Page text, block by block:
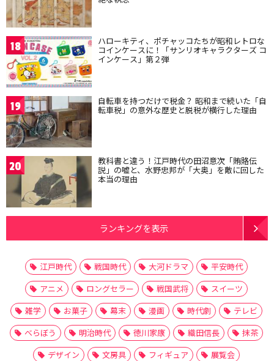
18 ハローキティ、ポチャッコたちが昭和レトロな
コインケースに！「サンリオキャラクターズ コ
インケース」第２弾
19 自転車を持つだけで税金？ 昭和まで続いた「自
転車税」の意外な歴史と脱税が横行した理由
20 教科書と違う！江戸時代の田沼意次「賄賂伝
説」の嘘と、水野忠邦が「大奥」を敵に回した
本当の理由
ランキングを表示
江戸時代 戦国時代 大河ドラマ
平安時代
アニメ
ロングセラー 戦国武将
スイーツ
雑学
お菓子 幕末 漫画 時代劇
テレビ
べらぼう
明治時代 徳川家康 織田信長
抹茶
デザイン
文房具 フィギュア
展覧会